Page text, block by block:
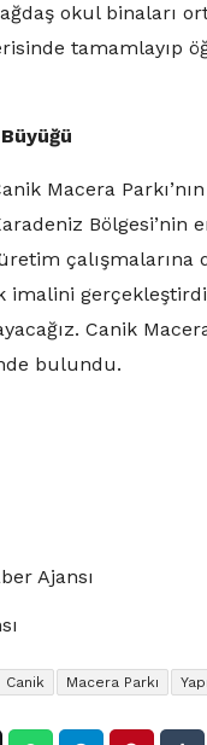
okul binaları
tamamlayıp
Macera
imalini
Canik
bulundu.
Ajansı
Canik Macera Parkı